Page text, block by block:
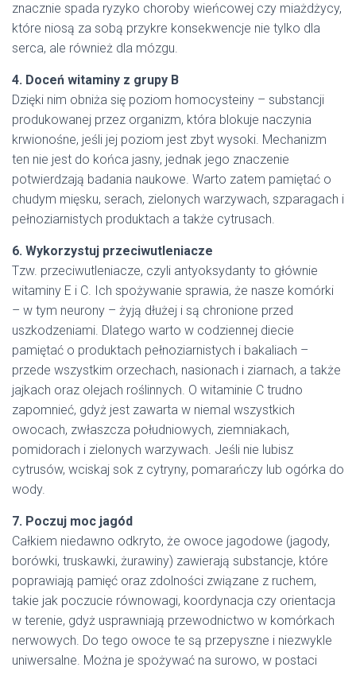
znacznie spada ryzyko choroby wieńcowej czy miażdżycy,
które niosą za sobą przykre konsekwencje nie tylko dla
serca, ale również dla mózgu.
4. Doceń witaminy z grupy B
Dzięki nim obniża się poziom homocysteiny – substancji
produkowanej przez organizm, która blokuje naczynia
krwionośne, jeśli jej poziom jest zbyt wysoki. Mechanizm
ten nie jest do końca jasny, jednak jego znaczenie
potwierdzają badania naukowe. Warto zatem pamiętać o
chudym mięsku, serach, zielonych warzywach, szparagach i
pełnoziarnistych produktach a także cytrusach.
6. Wykorzystuj przeciwutleniacze
Tzw. przeciwutleniacze, czyli antyoksydanty to głównie
witaminy E i C. Ich spożywanie sprawia, że nasze komórki
– w tym neurony – żyją dłużej i są chronione przed
uszkodzeniami. Dlatego warto w codziennej diecie
pamiętać o produktach pełnoziarnistych i bakaliach –
przede wszystkim orzechach, nasionach i ziarnach, a także
jajkach oraz olejach roślinnych. O witaminie C trudno
zapomnieć, gdyż jest zawarta w niemal wszystkich
owocach, zwłaszcza południowych, ziemniakach,
pomidorach i zielonych warzywach. Jeśli nie lubisz
cytrusów, wciskaj sok z cytryny, pomarańczy lub ogórka do
wody.
7. Poczuj moc jagód
Całkiem niedawno odkryto, że owoce jagodowe (jagody,
borówki, truskawki, żurawiny) zawierają substancje, które
poprawiają pamięć oraz zdolności związane z ruchem,
takie jak poczucie równowagi, koordynacja czy orientacja
w terenie, gdyż usprawniają przewodnictwo w komórkach
nerwowych. Do tego owoce te są przepyszne i niezwykle
uniwersalne. Można je spożywać na surowo, w postaci